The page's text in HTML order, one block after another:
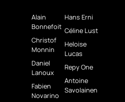
vorwärtsdrängend, scheinen
aus der Leinwand
hervorzubrechen, getragen
von der Stärke der Pferde
und der Energie des
gesamten Feldes. Der im
Pouring-Verfahren gestaltete
Hintergrund verleiht der
Alain
Bonnefoit
Christof
Monnin
Daniel
Lanoux
Fabien
Novarino
Hans Erni
Céline Lust
Heloise
Lucas
Repy One
Antoine
Savolainen